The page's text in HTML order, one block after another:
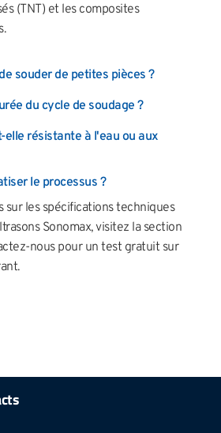
(TNT) et les composites
souder de petites pièces ?
du cycle de soudage ?
elle résistante à l'eau ou aux
le processus ?
sur les spécifications techniques
Sonomax, visitez la section
nous pour un test gratuit sur